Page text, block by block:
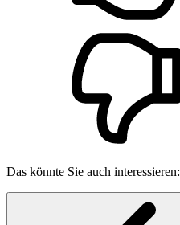
Das könnte Sie auch interessieren: